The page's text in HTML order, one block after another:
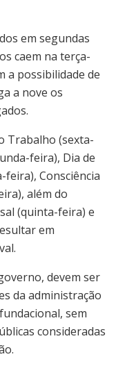
em segundas
caem na terça-
a possibilidade de
a nove os
Trabalho (sexta-
feira), Dia de
feira), Consciência
além do
(quinta-feira) e
em
devem ser
da administração
sem
consideradas